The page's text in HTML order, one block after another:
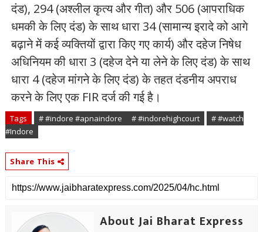
दंड), 294 (अश्लील कृत्य और गीत) और 506 (आपराधिक
धमकी के लिए दंड) के साथ धारा 34 (सामान्य इरादे को आगे
बढ़ाने में कई व्यक्तियों द्वारा किए गए कार्य) और दहेज निषेध
अधिनियम की धारा 3 (दहेज देने या लेने के लिए दंड) के साथ
धारा 4 (दहेज मांगने के लिए दंड) के तहत दंडनीय अपराध
करने के लिए एक FIR दर्ज की गई है।
Tags # #indore​ #apnaindore​ # #indorehighcourt
# #watch
#Indore
Share This
About Jai Bharat Express